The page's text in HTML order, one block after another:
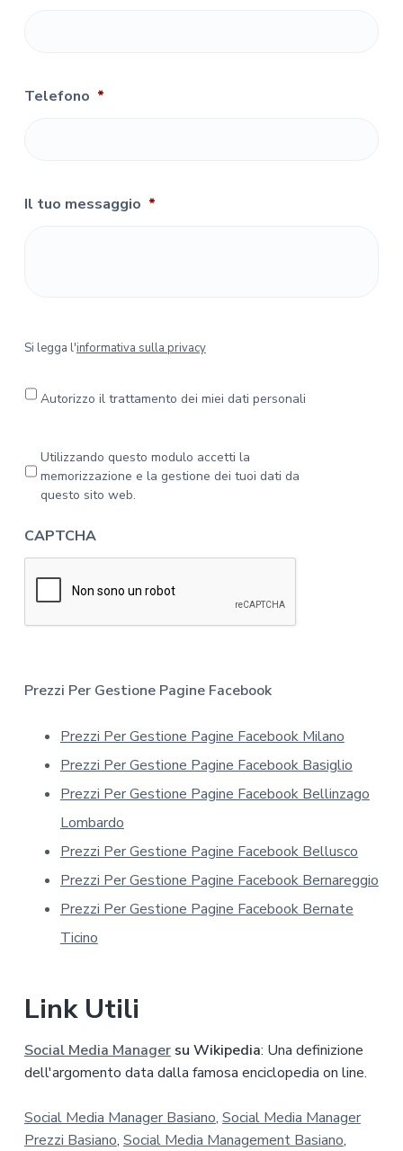
Telefono *
Il tuo messaggio *
S
e
l
f
o
t
a
Si legga l'informativa sulla privacy
Autorizzo il trattamento dei miei dati personali
r
c
y
*
Utilizzando questo modulo accetti la
memorizzazione e la gestione dei tuoi dati da
questo sito web.
CAPTCHA
Prezzi Per Gestione Pagine Facebook
Prezzi Per Gestione Pagine Facebook Milano
Prezzi Per Gestione Pagine Facebook Basiglio
Prezzi Per Gestione Pagine Facebook Bellinzago
Lombardo
Prezzi Per Gestione Pagine Facebook Bellusco
Prezzi Per Gestione Pagine Facebook Bernareggio
Prezzi Per Gestione Pagine Facebook Bernate
Ticino
Link Utili
Social Media Managersu Wikipedia: Una definizione
dell'argomento data dalla famosa enciclopedia on line.
Social Media Manager Basiano, Social Media Manager
Prezzi Basiano, Social Media Management Basiano,